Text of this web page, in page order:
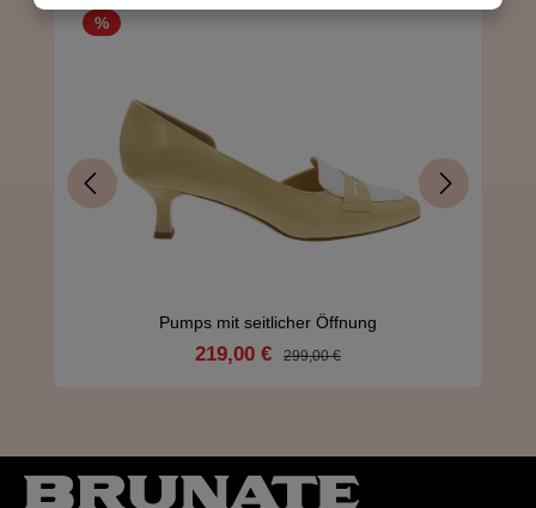
Rabatt
%
Pumps mit seitlicher Öffnung
Verkaufspreis:
219,00 € Regulärer Preis:
299,00 €